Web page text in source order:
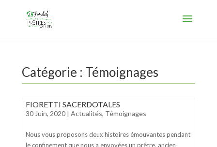
Catégorie : Témoignages
FIORETTI SACERDOTALES
30 Juin, 2020| Actualités, Témoignages
Nous vous proposons deux histoires émouvantes pendant
le confinement que nous a envoyées un prêtre, ancien